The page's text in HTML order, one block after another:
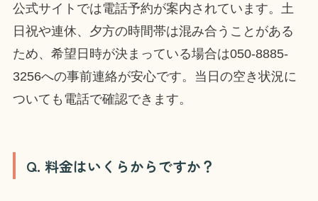
公式サイトでは電話予約が案内されています。土
日祝や連休、夕方の時間帯は混み合うことがある
ため、希望日時が決まっている場合は050-8885-
3256への事前連絡が安心です。当日の空き状況に
ついても電話で確認できます。
Q. 料金はいくらからですか？